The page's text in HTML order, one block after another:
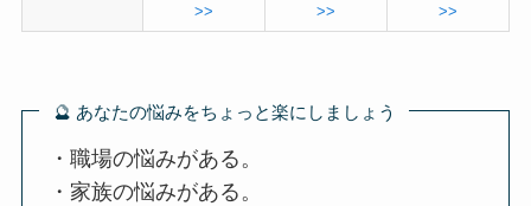
>>
>>
>>
🔮 あなたの悩みをちょっと楽にしましょう
・職場の悩みがある。
・家族の悩みがある。